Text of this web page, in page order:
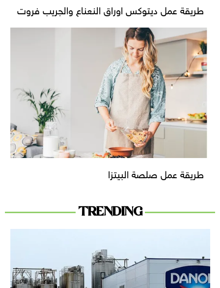
طريقة عمل ديتوكس اوراق النعناع والجريب فروت
طريقة عمل صلصة البيتزا
TRENDING